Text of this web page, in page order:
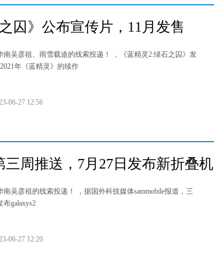
囚》公布宣传片，11月发售
吴彦祖、雨雪载途的线索投递！ ，《蓝精灵2:绿石之囚》发
年《蓝精灵》的续作
06-27 12:56
三周推送，7月27日发布新折叠机
吴彦祖的线索投递！ ，据国外科技媒体sammobile报道，三
galaxys2
06-27 12:20